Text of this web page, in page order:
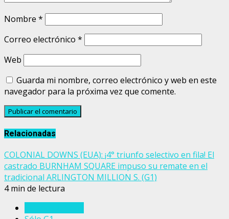
Nombre *
Correo electrónico *
Web
Guarda mi nombre, correo electrónico y web en este
navegador para la próxima vez que comente.
Relacionadas
COLONIAL DOWNS (EUA): ¡4° triunfo selectivo en fila! El
castrado BURNHAM SQUARE impuso su remate en el
tradicional ARLINGTON MILLION S. (G1)
4 min de lectura